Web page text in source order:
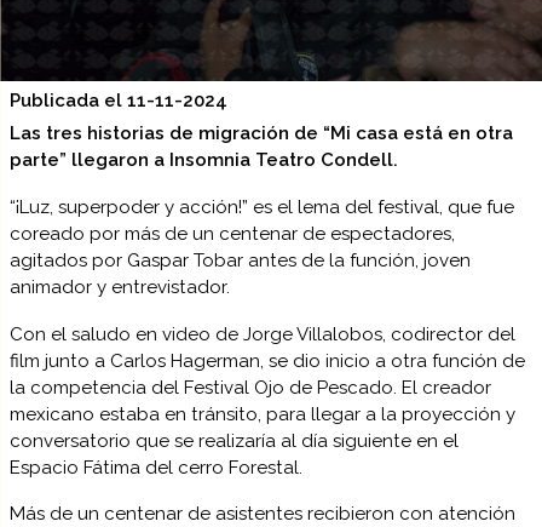
Publicada el 11-11-2024
Las tres historias de migración de “Mi casa está en otra
parte” llegaron a Insomnia Teatro Condell.
“¡Luz, superpoder y acción!” es el lema del festival, que fue
coreado por más de un centenar de espectadores,
agitados por Gaspar Tobar antes de la función, joven
animador y entrevistador.
Con el saludo en video de Jorge Villalobos, codirector del
film junto a Carlos Hagerman, se dio inicio a otra función de
la competencia del Festival Ojo de Pescado. El creador
mexicano estaba en tránsito, para llegar a la proyección y
conversatorio que se realizaría al día siguiente en el
Espacio Fátima del cerro Forestal.
Más de un centenar de asistentes recibieron con atención